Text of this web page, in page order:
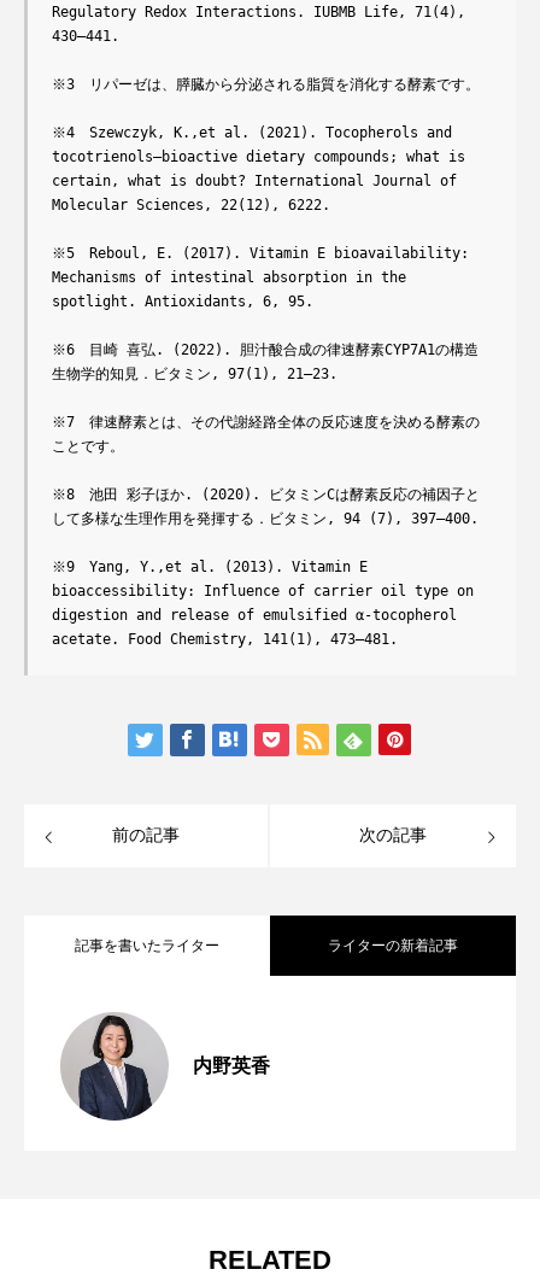
Regulatory Redox Interactions. IUBMB Life, 71(4),
430–441.
※3　リパーゼは、膵臓から分泌される脂質を消化する酵素です。
※4　Szewczyk, K.,et al. (2021). Tocopherols and
tocotrienols—bioactive dietary compounds; what is
certain, what is doubt? International Journal of
Molecular Sciences, 22(12), 6222.
※5　Reboul, E. (2017). Vitamin E bioavailability:
Mechanisms of intestinal absorption in the
spotlight. Antioxidants, 6, 95.
※6　目崎 喜弘. (2022). 胆汁酸合成の律速酵素CYP7A1の構造
生物学的知見．ビタミン, 97(1), 21–23.
※7　律速酵素とは、その代謝経路全体の反応速度を決める酵素の
ことです。
※8　池田 彩子ほか. (2020). ビタミンCは酵素反応の補因子と
して多様な生理作用を発揮する．ビタミン, 94 (7), 397–400.
※9　Yang, Y.,et al. (2013). Vitamin E
bioaccessibility: Influence of carrier oil type on
digestion and release of emulsified α-tocopherol
acetate. Food Chemistry, 141(1), 473–481.
前の記事 次の記事
記事を書いたライター ライターの新着記事
内野英香
2025.06.02
2025.04.21
RELATED